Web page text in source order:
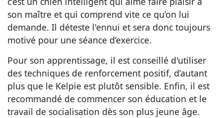
son maître et qui comprend vite ce qu’on lui
demande. Il déteste l'ennui et sera donc toujours
motivé pour une séance d’exercice.
Pour son apprentissage, il est conseillé d'utiliser
des techniques de renforcement positif, d’autant
plus que le Kelpie est plutôt sensible. Enfin, il est
recommandé de commencer son éducation et le
travail de socialisation dès son plus jeune âge.